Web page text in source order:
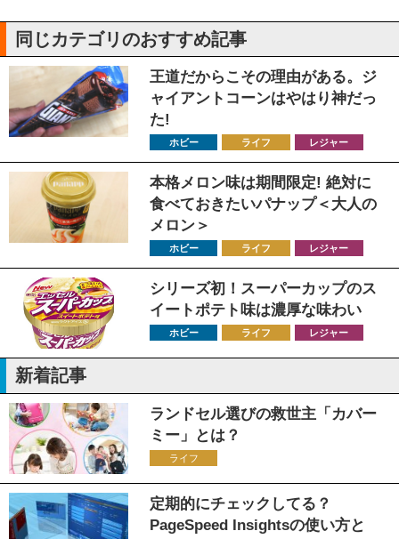
同じカテゴリのおすすめ記事
王道だからこその理由がある。ジ
ャイアントコーンはやはり神だっ
た!
ホビー ライフ レジャー
本格メロン味は期間限定! 絶対に
食べておきたいパナップ＜大人の
メロン＞
ホビー ライフ レジャー
シリーズ初！スーパーカップのス
イートポテト味は濃厚な味わい
ホビー ライフ レジャー
新着記事
ランドセル選びの救世主「カバー
ミー」とは？
ライフ
定期的にチェックしてる？
PageSpeed Insightsの使い方と